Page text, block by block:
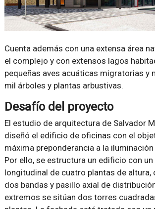
Cuenta además con una extensa área
el complejo y con extensos lagos
pequeñas aves acuáticas migratorias y
mil árboles y plantas arbustivas.
Desafío del proyecto
El estudio de arquitectura de Salvador
diseñó el edificio de oficinas con el
máxima preponderancia a la
Por ello, se estructura un edificio con
longitudinal de cuatro plantas de altura,
dos bandas y pasillo axial de
extremos se sitúan dos torres